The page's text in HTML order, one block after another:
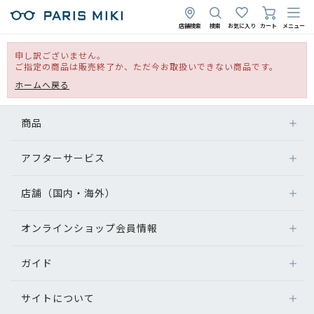
店舗検索 検索 お気に入り カート メニュー
申し訳ございません。
ご指定の商品は販売終了か、ただ今お取扱いできない商品です。
ホームへ戻る
商品
アフターサービス
店舗（国内・海外）
オンラインショップ会員情報
ガイド
サイトについて